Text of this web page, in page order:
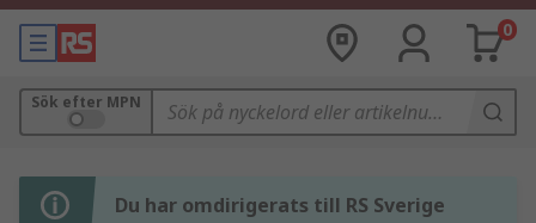
0
Sök efter MPN
Du har omdirigerats till RS Sverige